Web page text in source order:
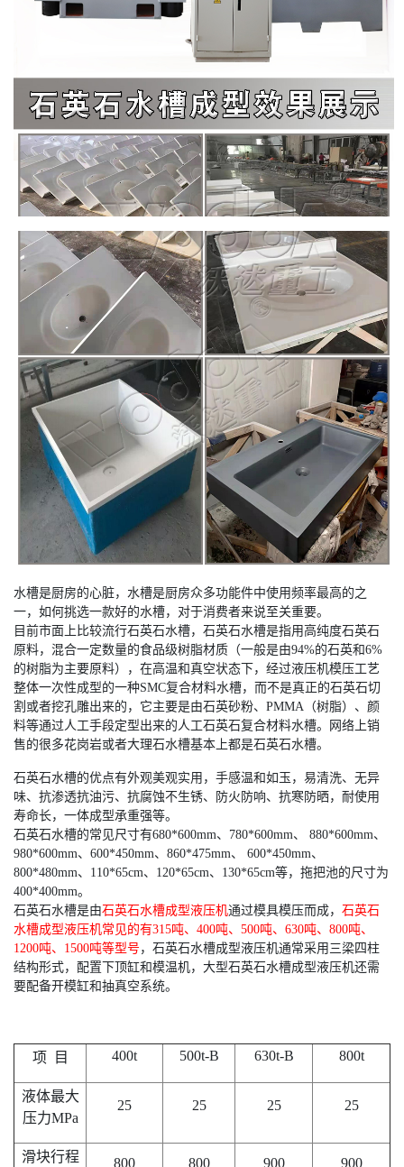
水槽是厨房的心脏，水槽是厨房众多功能件中使用频率最高的之
一，如何挑选一款好的水槽，对于消费者来说至关重要。
目前市面上比较流行石英石水槽，石英石水槽是指用高纯度石英石
原料，混合一定数量的食品级树脂材质（一般是由94%的石英和6%
的树脂为主要原料），在高温和真空状态下，经过液压机模压工艺
整体一次性成型的一种SMC复合材料水槽，而不是真正的石英石切
割或者挖孔雕出来的，它主要是由石英砂粉、PMMA（树脂）、颜
料等通过人工手段定型出来的人工石英石复合材料水槽。网络上销
售的很多花岗岩或者大理石水槽基本上都是石英石水槽。
石英石水槽的优点有外观美观实用，手感温和如玉，易清洗、无异
味、抗渗透抗油污、抗腐蚀不生锈、防火防响、抗寒防晒，耐使用
寿命长，一体成型承重强等。
石英石水槽的常见尺寸有680*600mm、780*600mm、 880*600mm、
980*600mm、600*450mm、860*475mm、 600*450mm、
800*480mm、110*65cm、120*65cm、130*65cm等，拖把池的尺寸为
400*400mm。
石英石水槽是由石英石水槽成型液压机通过模具模压而成， 石英石
水槽成型液压机常见的有315吨、400吨、500吨、630吨、800吨、
1200吨、1500吨等型号 ，石英石水槽成型液压机通常采用三梁四柱
结构形式，配置下顶缸和模温机，大型石英石水槽成型液压机还需
要配备开模缸和抽真空系统。
项 目 400t 500t-B 630t-B 800t
液体最大
压力MPa
25 25 25 25
滑块行程
800 800 900 900